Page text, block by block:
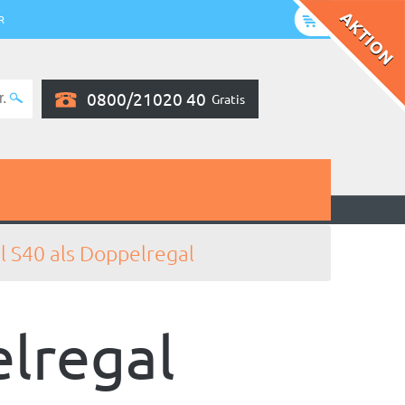
0800/21020 40 Gratis
S40 als Doppelregal